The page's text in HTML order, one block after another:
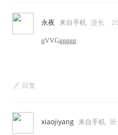
永夜 来自手机 连长
gVVGggggg
回复
xiaojiyang 来自手机 班